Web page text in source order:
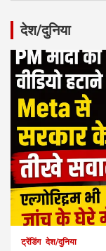
देश/दुनिया
ट्रेंडिंग देश/दुनिया